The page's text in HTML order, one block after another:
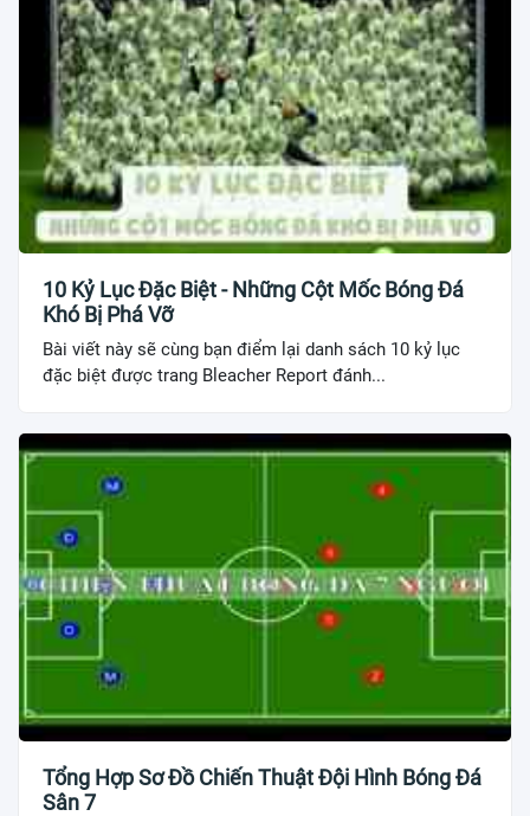
10 Kỷ Lục Đặc Biệt - Những Cột Mốc Bóng Đá
Khó Bị Phá Vỡ
Bài viết này sẽ cùng bạn điểm lại danh sách 10 kỷ lục
đặc biệt được trang Bleacher Report đánh...
Tổng Hợp Sơ Đồ Chiến Thuật Đội Hình Bóng Đá
Sân 7